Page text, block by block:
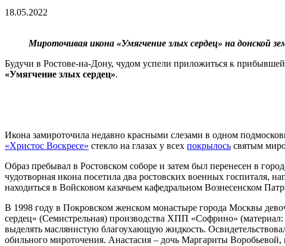
18.05.2022
Мироточивая икона «Умягчение злых сердец» на донской
Будучи в Ростове-на-Дону, чудом успели приложиться к
«Умягчение злых сердец».
Икона замироточила недавно красными слезами в одном
«Христос Воскресе» стекло на глазах у всех покрылось святым
Образ пребывал в Ростовском соборе и затем был перенесен в
чудотворная икона посетила два ростовских военных госпиталя,
находиться в Войсковом казачьем кафедральном Вознесенском
В 1998 году в Покровском женском монастыре города Москвы
сердец» (Семистрельная) производства ХПП «Софрино» (материал:
выделять маслянистую благоухающую жидкость.
обильного мироточения. Анастасия – дочь Маргариты Воробьевой,